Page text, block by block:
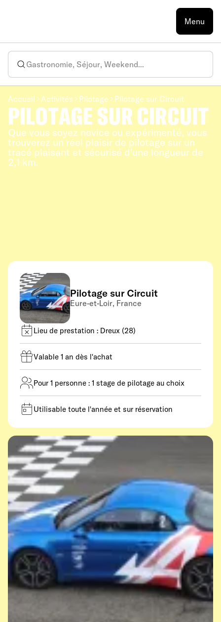
Menu
Accueil Activités Pilotage Pilotage sur Circuit
PILOTAGE SUR CIRCUIT
Que vous soyez novice ou expérimenté, vous
trouverez un réel plaisir de pilotage sur un
tracé plaisant et sécurisé d'une longueur de
2,1 km.
Pilotage sur Circuit
Eure-et-Loir, France
Lieu de prestation : Dreux (28)
Valable 1 an dès l'achat
Pour 1 personne : 1 stage de pilotage au choix
Utilisable toute l'année et sur réservation